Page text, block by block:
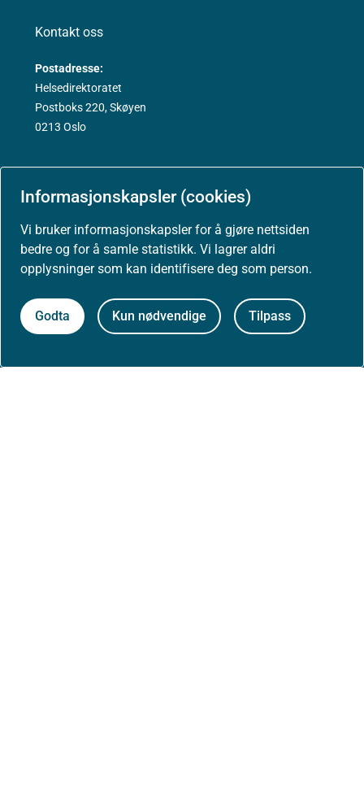
Informasjonskapsler (cookies)
Vi bruker informasjonskapsler for å gjøre nettsiden
bedre og for å samle statistikk. Vi lagrer aldri
opplysninger som kan identifisere deg som person.
Godta Kun nødvendige Tilpass
Kontakt oss
Postadresse:
Helsedirektoratet
Postboks 220, Skøyen
0213 Oslo
Nyheter
Arrangementer